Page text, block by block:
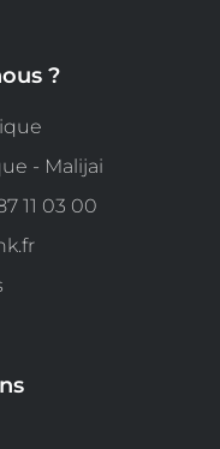
?
- Malijai
11 03 00